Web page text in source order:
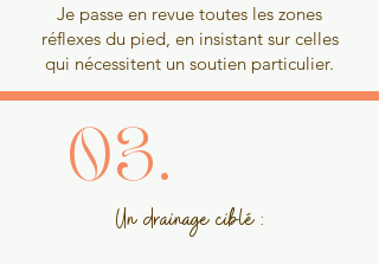
Je passe en revue toutes les zones
réflexes du pied, en insistant sur celles
qui nécessitent un soutien particulier.
03.
Un drainage ciblé :